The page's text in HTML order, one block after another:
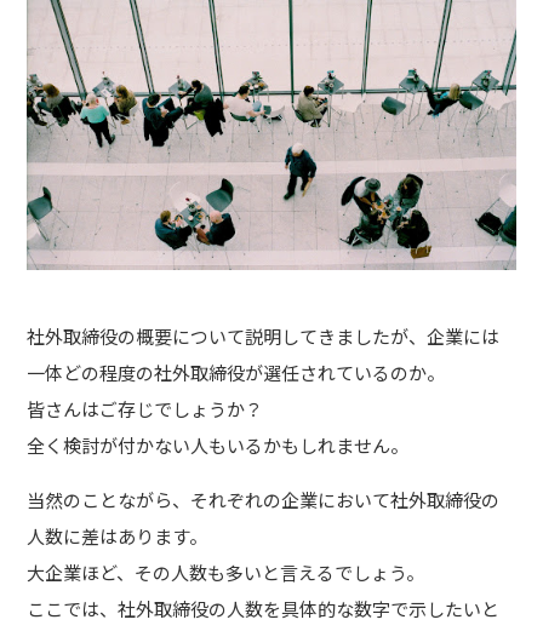
社外取締役の概要について説明してきましたが、企業には
一体どの程度の社外取締役が選任されているのか。
皆さんはご存じでしょうか？
全く検討が付かない人もいるかもしれません。
当然のことながら、それぞれの企業において社外取締役の
人数に差はあります。
大企業ほど、その人数も多いと言えるでしょう。
ここでは、社外取締役の人数を具体的な数字で示したいと